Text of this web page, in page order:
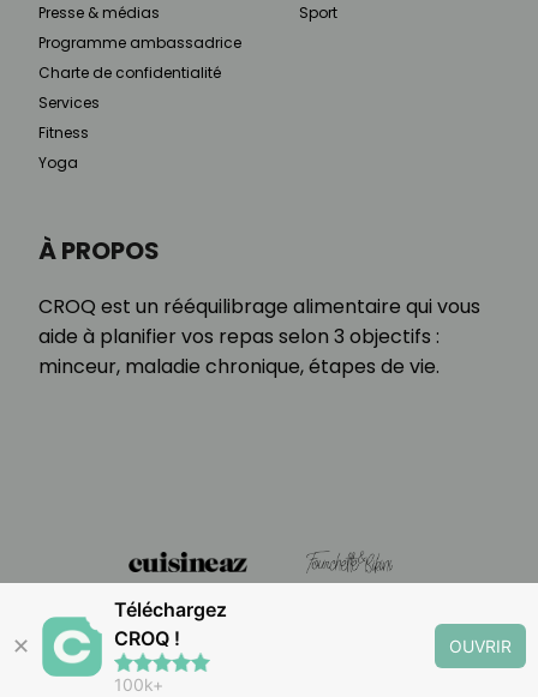
À PROPOS
CROQ est un rééquilibrage alimentaire qui vous
aide à planifier vos repas selon 3 objectifs :
minceur, maladie chronique, étapes de vie.
Presse & médias
Programme ambassadrice
Charte de confidentialité
Services
Fitness
Yoga
Sport
✕
Téléchargez
CROQ !
100k+
OUVRIR